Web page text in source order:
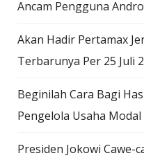
Ancam Pengguna
Akan Hadir Pertamax
Terbarunya Per 25 Juli
Beginilah Cara Bagi
Pengelola Usaha Modal
Presiden Jokowi Cawe-